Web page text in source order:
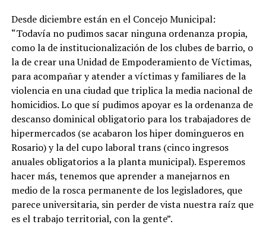
Desde diciembre están en el Concejo Municipal:
“Todavía no pudimos sacar ninguna ordenanza propia,
como la de institucionalización de los clubes de barrio, o
la de crear una Unidad de Empoderamiento de Víctimas,
para acompañar y atender a víctimas y familiares de la
violencia en una ciudad que triplica la media nacional de
homicidios. Lo que sí pudimos apoyar es la ordenanza de
descanso dominical obligatorio para los trabajadores de
hipermercados (se acabaron los hiper domingueros en
Rosario) y la del cupo laboral trans (cinco ingresos
anuales obligatorios a la planta municipal). Esperemos
hacer más, tenemos que aprender a manejarnos en
medio de la rosca permanente de los legisladores, que
parece universitaria, sin perder de vista nuestra raíz que
es el trabajo territorial, con la gente”.